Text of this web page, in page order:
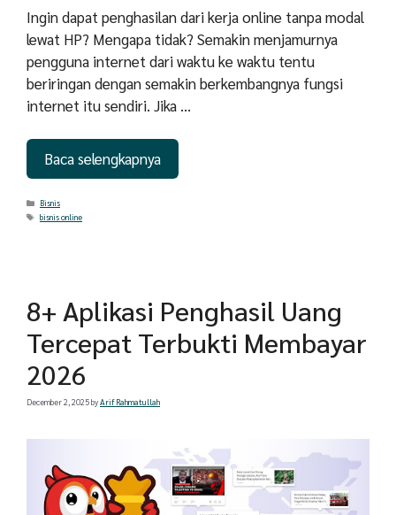
Ingin dapat penghasilan dari kerja online tanpa modal
lewat HP? Mengapa tidak? Semakin menjamurnya
pengguna internet dari waktu ke waktu tentu
beriringan dengan semakin berkembangnya fungsi
internet itu sendiri. Jika …
Baca selengkapnya
Categories
Bisnis
Tags
bisnis online
8+ Aplikasi Penghasil Uang
Tercepat Terbukti Membayar
2026
December 2, 2025byArif Rahmatullah